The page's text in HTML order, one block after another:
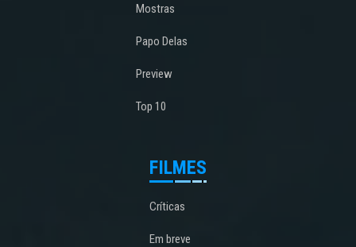
Mostras
Papo Delas
Preview
Top 10
FILMES
Críticas
Em breve